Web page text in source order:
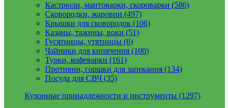
Кастрюли, мантоварки, скороварки (586)
Сковородки, жаровни (497)
Крышки для сковородок (106)
Казаны, тажины, воки (51)
Гусятницы, утятницы (6)
Чайники для кипячения (100)
Турки, кофеварки (161)
Противни, горшки для запекания (134)
Посуда для СВЧ (35)
Кухонные принадлежности и инструменты (1297)